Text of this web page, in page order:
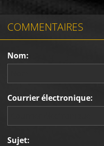
COMMENTAIRES
Nom:
Courrier électronique:
Sujet: